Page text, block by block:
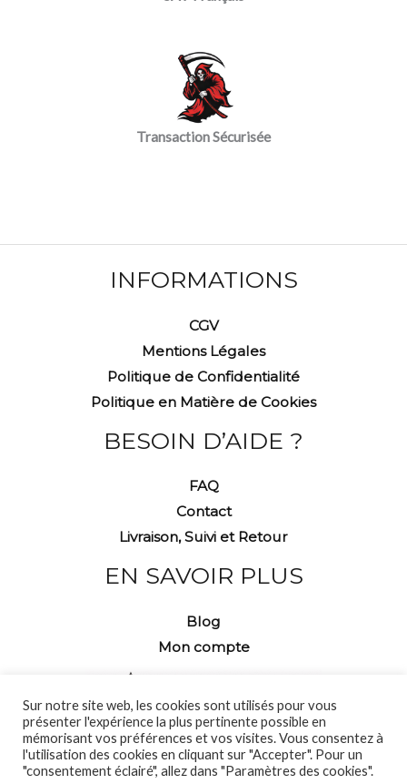
Transaction Sécurisée
INFORMATIONS
CGV
Mentions Légales
Politique de Confidentialité
Politique en Matière de Cookies
BESOIN D’AIDE ?
FAQ
Contact
Livraison, Suivi et Retour
EN SAVOIR PLUS
Blog
Mon compte
Sur notre site web, les cookies sont utilisés pour vous
présenter l'expérience la plus pertinente possible en
mémorisant vos préférences et vos visites. Vous consentez à
l'utilisation des cookies en cliquant sur "Accepter". Pour un
"consentement éclairé", allez dans "Paramètres des cookies".